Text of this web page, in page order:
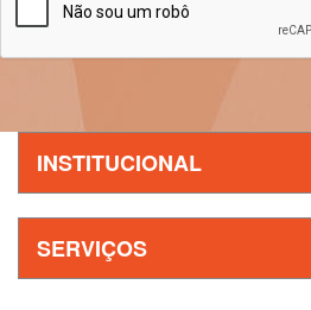
INSTITUCIONAL
SERVIÇOS